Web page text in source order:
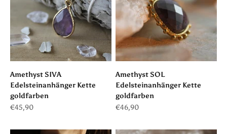
Amethyst SIVA
Edelsteinanhänger Kette
goldfarben
Angebot
€45,90
Amethyst SOL
Edelsteinanhänger Kette
goldfarben
Angebot
€46,90